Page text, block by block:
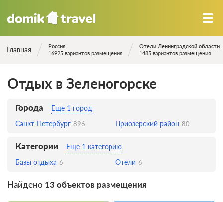
Главная
Россия
16925 вариантов размещения
Отели Ленинградской области
1485 вариантов размещения
Отдых в Зеленогорске
Города
Еще 1 город
Санкт-Петербург 896 Приозерский район 80
Категории
Еще 1 категорию
Базы отдыха 6 Отели 6
Найдено 13 объектов размещения